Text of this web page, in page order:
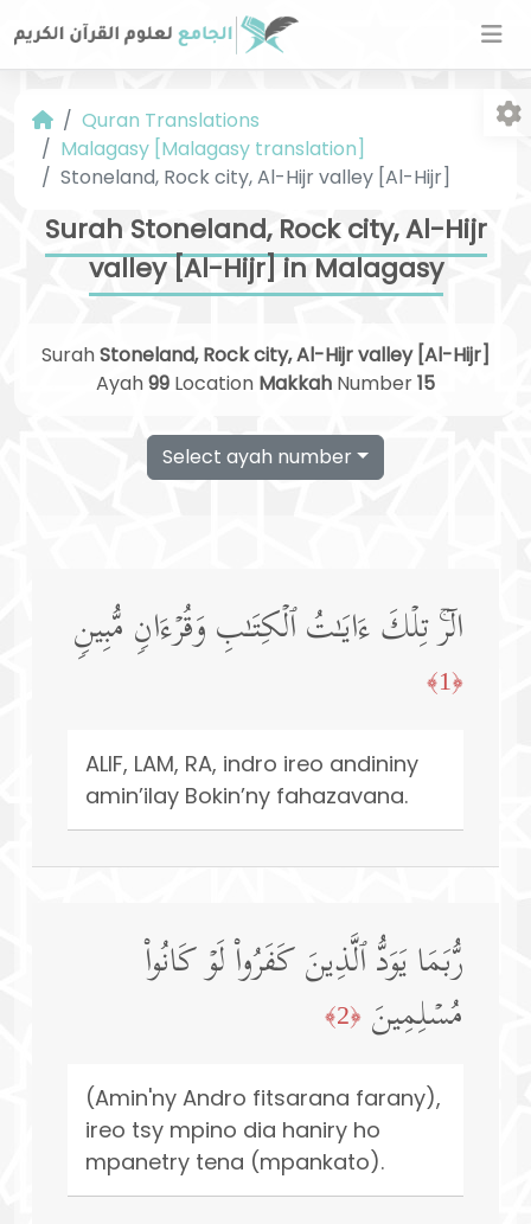
Quran Translations
Malagasy [Malagasy translation]
Stoneland, Rock city, Al-Hijr valley [Al-Hijr]
Surah Stoneland, Rock city, Al-Hijr
valley [Al-Hijr] in Malagasy
SurahStoneland, Rock city, Al-Hijr valley [Al-Hijr]
Ayah99 Location Makkah Number15
Select ayah number
الۤرۚ تِلۡكَ ءَایَـٰتُ ٱلۡكِتَـٰبِ وَقُرۡءَانࣲ مُّبِینࣲ
﴿1﴾
ALIF, LAM, RA, indro ireo andininy
amin’ilay Bokin’ny fahazavana.
رُّبَمَا یَوَدُّ ٱلَّذِینَ كَفَرُوا۟ لَوۡ كَانُوا۟
مُسۡلِمِینَ ﴿2﴾
(Amin'ny Andro fitsarana farany),
ireo tsy mpino dia haniry ho
mpanetry tena (mpankato).